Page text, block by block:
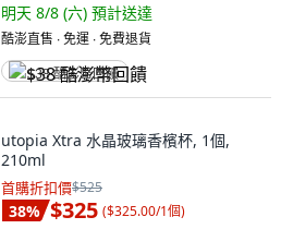
明天 8/8 (六) 預計送達
酷澎直售 ∙ 免運 ∙ 免費退貨
$38 酷澎幣回饋
utopia Xtra 水晶玻璃香檳杯, 1個,
210ml
首購折扣價$525
38% $325 ($325.00/1個)